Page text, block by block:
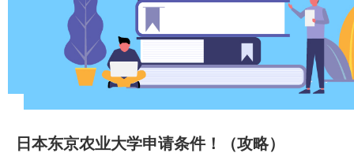
日本东京农业大学申请条件！（攻略）